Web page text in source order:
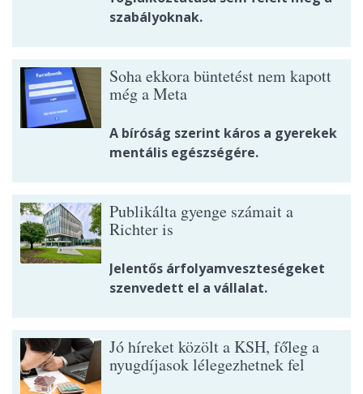
szabályoknak.
Soha ekkora büntetést nem kapott
még a Meta
A bíróság szerint káros a gyerekek
mentális egészségére.
Publikálta gyenge számait a
Richter is
Jelentős árfolyamveszteségeket
szenvedett el a vállalat.
Jó híreket közölt a KSH, főleg a
nyugdíjasok lélegezhetnek fel